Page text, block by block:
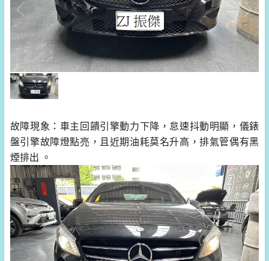
故障現象：車主回饋引擎動力下降，怠速抖動明顯，儀錶
盤引擎故障燈點亮，且近期油耗莫名升高，排氣管偶有黑
煙排出 。